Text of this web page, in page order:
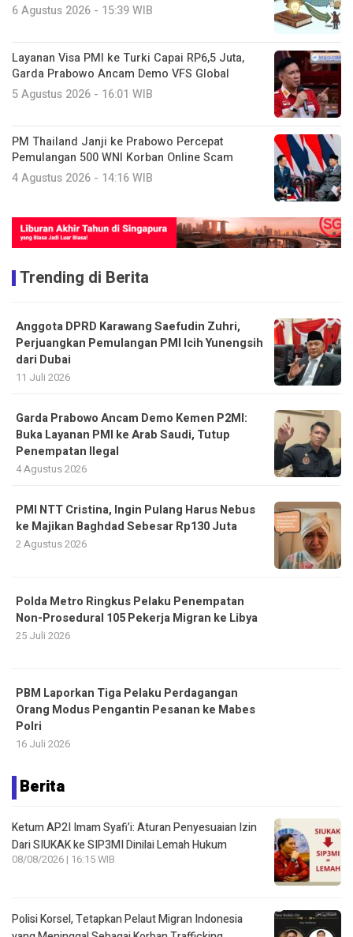
6 Agustus 2026 - 15:39 WIB
Layanan Visa PMI ke Turki Capai RP6,5 Juta,
Garda Prabowo Ancam Demo VFS Global
5 Agustus 2026 - 16:01 WIB
PM Thailand Janji ke Prabowo Percepat
Pemulangan 500 WNI Korban Online Scam
4 Agustus 2026 - 14:16 WIB
Trending di Berita
Anggota DPRD Karawang Saefudin Zuhri,
Perjuangkan Pemulangan PMI Icih Yunengsih
dari Dubai
11 Juli 2026
Garda Prabowo Ancam Demo Kemen P2MI:
Buka Layanan PMI ke Arab Saudi, Tutup
Penempatan Ilegal
4 Agustus 2026
PMI NTT Cristina, Ingin Pulang Harus Nebus
ke Majikan Baghdad Sebesar Rp130 Juta
2 Agustus 2026
Polda Metro Ringkus Pelaku Penempatan
Non-Prosedural 105 Pekerja Migran ke Libya
25 Juli 2026
PBM Laporkan Tiga Pelaku Perdagangan
Orang Modus Pengantin Pesanan ke Mabes
Polri
16 Juli 2026
Berita
Ketum AP2I Imam Syafi’i: Aturan Penyesuaian Izin
Dari SIUKAK ke SIP3MI Dinilai Lemah Hukum
08/08/2026 | 16:15 WIB
Polisi Korsel, Tetapkan Pelaut Migran Indonesia